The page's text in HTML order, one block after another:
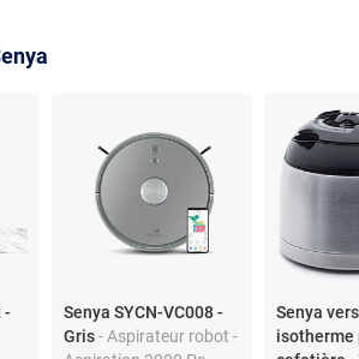
-
Senya SYCN-VC008 -
Gris- Aspirateur robot -
Senya
isotherme